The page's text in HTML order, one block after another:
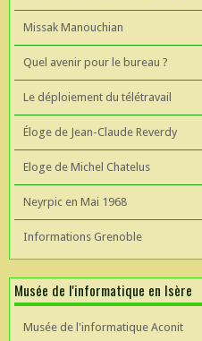
Missak Manouchian
Quel avenir pour le bureau ?
Le déploiement du télétravail
Éloge de Jean-Claude Reverdy
Eloge de Michel Chatelus
Neyrpic en Mai 1968
Informations Grenoble
Musée de l'informatique en Isère
Musée de l'informatique Aconit